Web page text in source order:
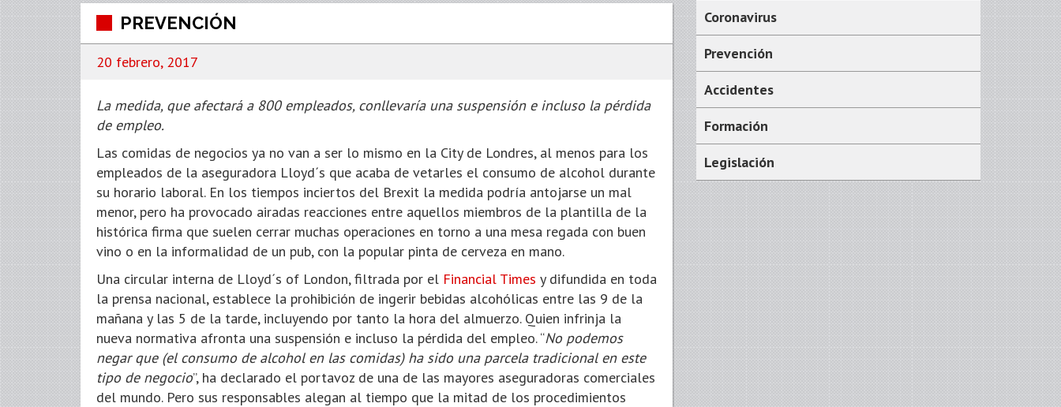
PREVENCIÓN
20 febrero, 2017
La medida, que afectará a 800 empleados, conllevaría una suspensión e incluso la pérdida
de empleo.
Las comidas de negocios ya no van a ser lo mismo en la City de Londres, al menos para los
empleados de la aseguradora Lloyd´s que acaba de vetarles el consumo de alcohol durante
su horario laboral. En los tiempos inciertos del Brexit la medida podría antojarse un mal
menor, pero ha provocado airadas reacciones entre aquellos miembros de la plantilla de la
histórica firma que suelen cerrar muchas operaciones en torno a una mesa regada con buen
vino o en la informalidad de un pub, con la popular pinta de cerveza en mano.
Una circular interna de Lloyd´s of London, filtrada por el Financial Times y difundida en toda
la prensa nacional, establece la prohibición de ingerir bebidas alcohólicas entre las 9 de la
mañana y las 5 de la tarde, incluyendo por tanto la hora del almuerzo. Quien infrinja la
nueva normativa afronta una suspensión e incluso la pérdida del empleo. “No podemos
negar que (el consumo de alcohol en las comidas)ha sido una parcela tradicional en este
tipo de negocio”, ha declarado el portavoz de una de las mayores aseguradoras comerciales
del mundo. Pero sus responsables alegan al tiempo que la mitad de los procedimientos
Coronavirus
Prevención
Accidentes
Formación
Legislación